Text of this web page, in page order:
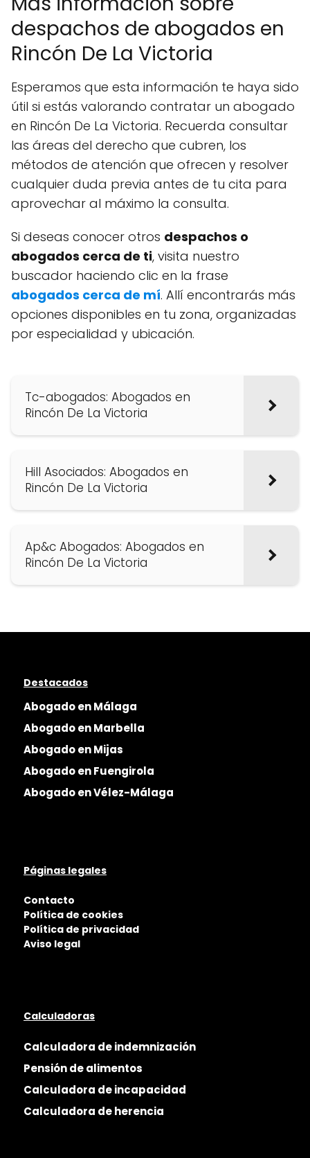
despachos de abogados en
Rincón De La Victoria
Esperamos que esta información te haya sido
útil si estás valorando contratar un abogado
en Rincón De La Victoria. Recuerda consultar
las áreas del derecho que cubren, los
métodos de atención que ofrecen y resolver
cualquier duda previa antes de tu cita para
aprovechar al máximo la consulta.
Si deseas conocer otros despachos o
abogados cerca de ti, visita nuestro
buscador haciendo clic en la frase
abogados cerca de mí. Allí encontrarás más
opciones disponibles en tu zona, organizadas
por especialidad y ubicación.
Tc-abogados: Abogados en
Rincón De La Victoria
Hill Asociados: Abogados en
Rincón De La Victoria
Ap&c Abogados: Abogados en
Rincón De La Victoria
Destacados
Abogado en Málaga
Abogado en Marbella
Abogado en Mijas
Abogado en Fuengirola
Abogado en Vélez-Málaga
Páginas legales
Contacto
Política de cookies
Política de privacidad
Aviso legal
Calculadoras
Calculadora de indemnización
Pensión de alimentos
Calculadora de incapacidad
Calculadora de herencia